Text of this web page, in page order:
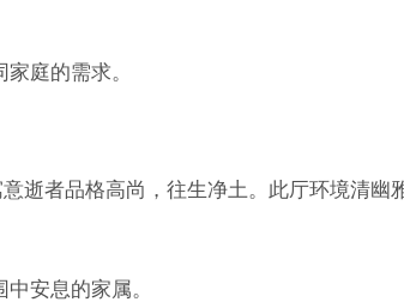
庭的需求。
逝者品格高尚，往生净土。此厅环境清幽
安息的家属。